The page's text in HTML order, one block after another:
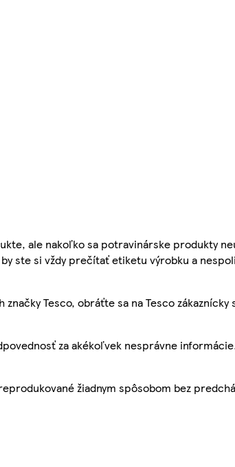
ale nakoľko sa potravinárske produkty
ste si vždy prečítať etiketu výrobku a
Tesco, obráťte sa na Tesco
za akékoľvek nesprávne
žiadnym spôsobom bez